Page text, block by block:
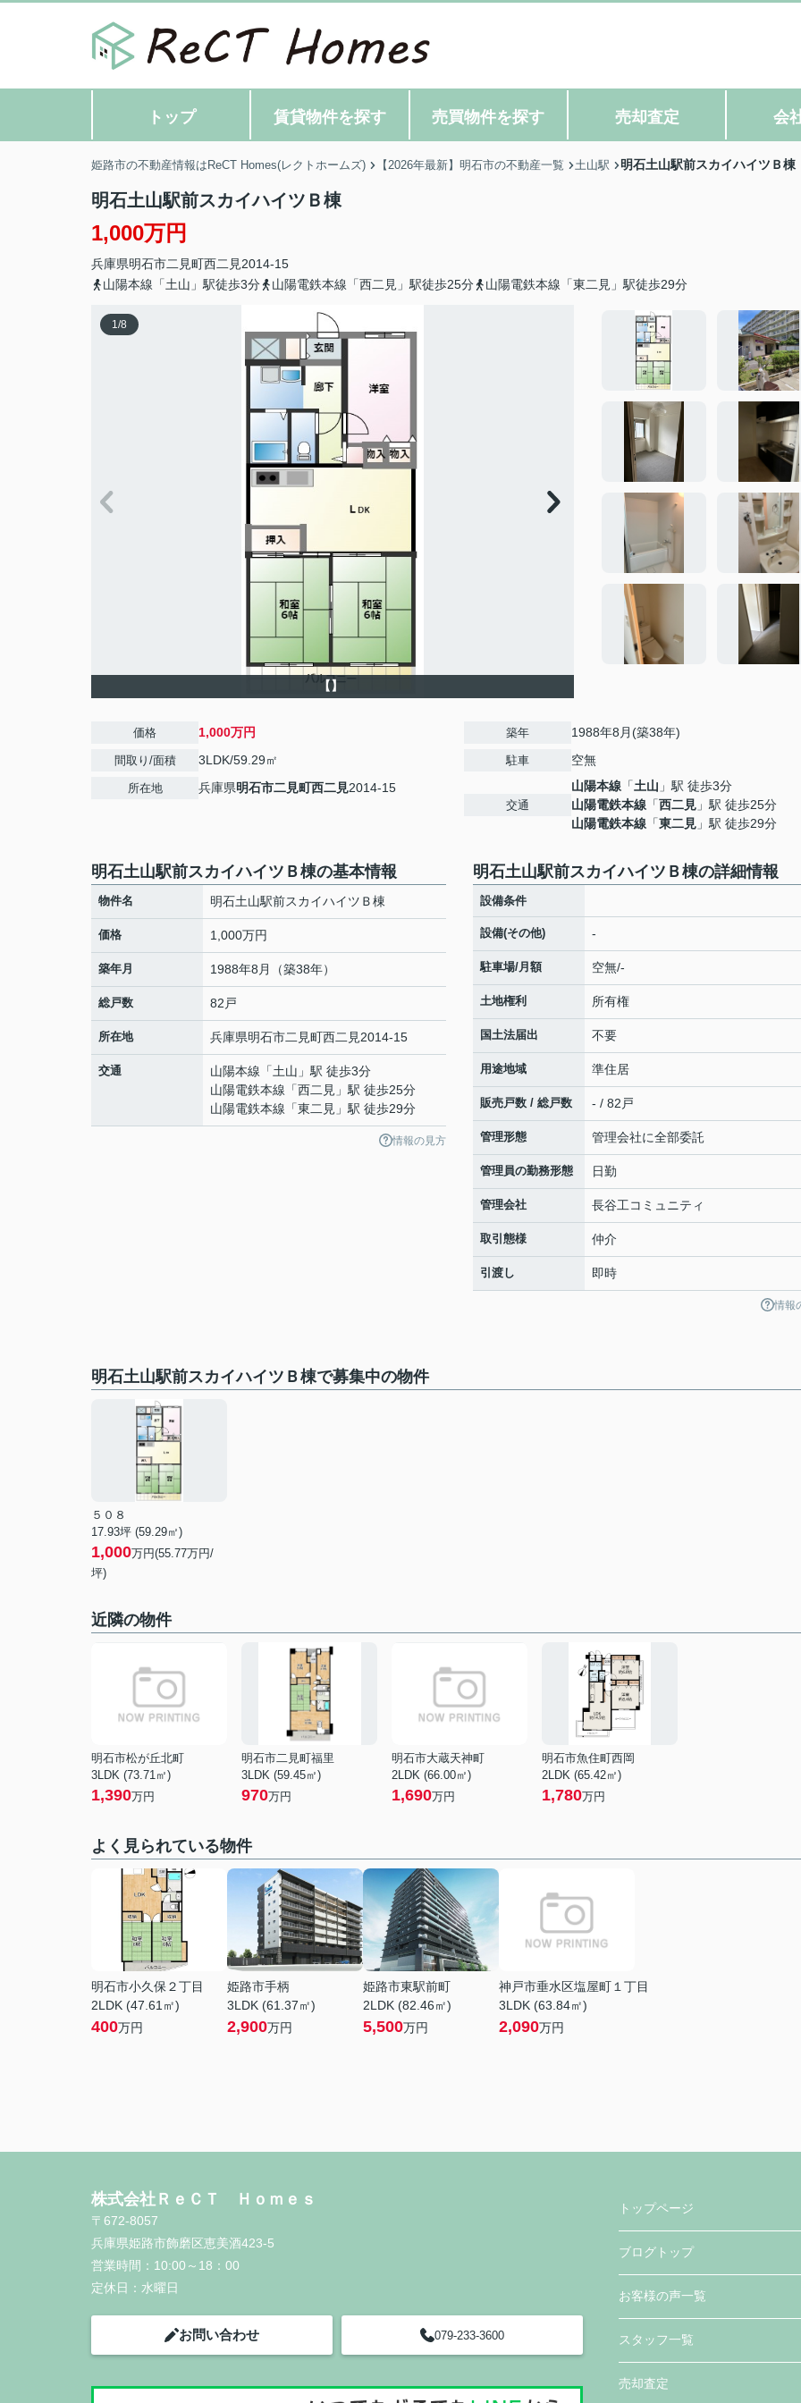
トップ 賃貸物件を探す 売買物件を探す 売却査定 会
姫路市の不動産情報はReCT Homes(レクトホームズ) 【2026年最新】明石市の不動産一覧 土山駅 明石土山駅前スカイハイツＢ棟
明石土山駅前スカイハイツＢ棟
1,000万円
兵庫県明石市二見町西二見2014-15
山陽本線「土山」駅徒歩3分
山陽電鉄本線「西二見」駅徒歩25分 山陽電鉄本線「東二見」駅徒歩29分
1/8
【】
価格 1,000万円
間取り/面積 3LDK/59.29㎡
所在地 兵庫県明石市二見町西二見2014-15
築年 1988年8月(築38年)
駐車 空無
交通
山陽本線 「土山 」駅 徒歩3分
山陽電鉄本線 「西二見 」駅 徒歩25分
山陽電鉄本線 「東二見 」駅 徒歩29分
明石土山駅前スカイハイツＢ棟の基本情報
物件名 明石土山駅前スカイハイツＢ棟
価格 1,000万円
築年月 1988年8月（築38年）
総戸数 82戸
所在地 兵庫県明石市二見町西二見2014-15
交通 山陽本線 「土山 」駅 徒歩3分
山陽電鉄本線 「西二見 」駅 徒歩25分
山陽電鉄本線 「東二見 」駅 徒歩29分
情報の見方
明石土山駅前スカイハイツＢ棟の詳細情報
設備条件
設備(その他) -
駐車場/月額 空無/-
土地権利 所有権
国土法届出 不要
用途地域 準住居
販売戸数 / 総戸数 - / 82戸
管理形態 管理会社に全部委託
管理員の勤務形態 日勤
管理会社 長谷工コミュニティ
取引態様 仲介
引渡し 即時
情報
明石土山駅前スカイハイツＢ棟で募集中の物件
５０８
17.93坪 (59.29㎡)
1,000万円(55.77万円/
坪)
近隣の物件
明石市松が丘北町
3LDK (73.71㎡)
1,390万円
明石市二見町福里
3LDK (59.45㎡)
970万円
明石市大蔵天神町
2LDK (66.00㎡)
1,690万円
明石市魚住町西岡
2LDK (65.42㎡)
1,780万円
よく見られている物件
明石市小久保２丁目
2LDK (47.61㎡)
400万円
姫路市手柄
3LDK (61.37㎡)
2,900万円
姫路市東駅前町
2LDK (82.46㎡)
5,500万円
神戸市垂水区塩屋町１丁目
3LDK (63.84㎡)
2,090万円
株式会社ＲｅＣＴ Ｈｏｍｅｓ
〒672-8057
兵庫県姫路市飾磨区恵美酒423-5
営業時間： 10:00～18：00
定休日： 水曜日
お問い合わせ 079-233-3600
トップページ
ブログトップ
お客様の声一覧
スタッフ一覧
売却査定